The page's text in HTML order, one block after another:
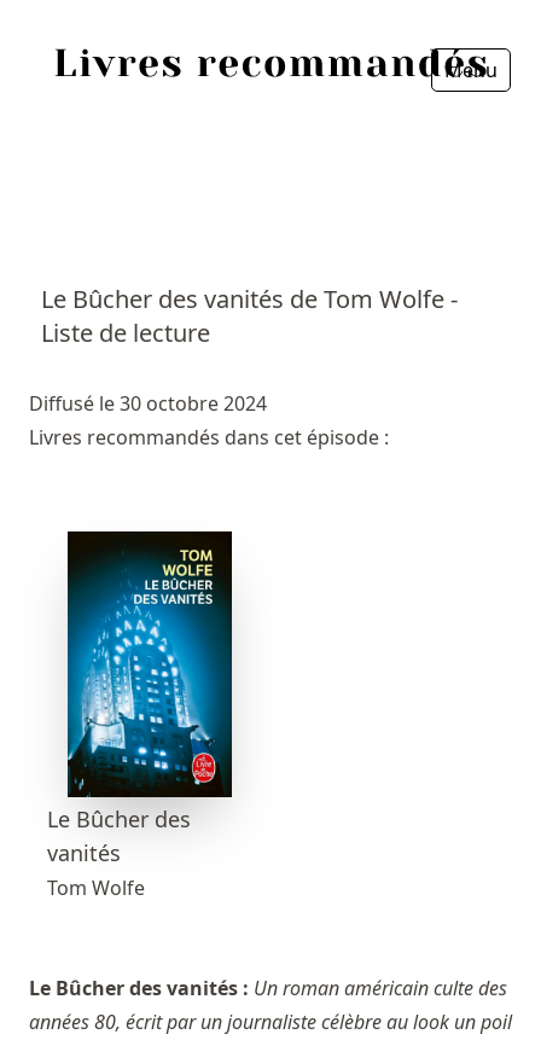
Menu
Le Bûcher des vanités de Tom Wolfe -
Liste de lecture
Diffusé le 30 octobre 2024
Livres recommandés dans cet épisode :
Le Bûcher des
vanités
Tom Wolfe
Le Bûcher des vanités : Un roman américain culte des
années 80, écrit par un journaliste célèbre au look un poil
Personnes
Livres
Prix littéraires
Fermer